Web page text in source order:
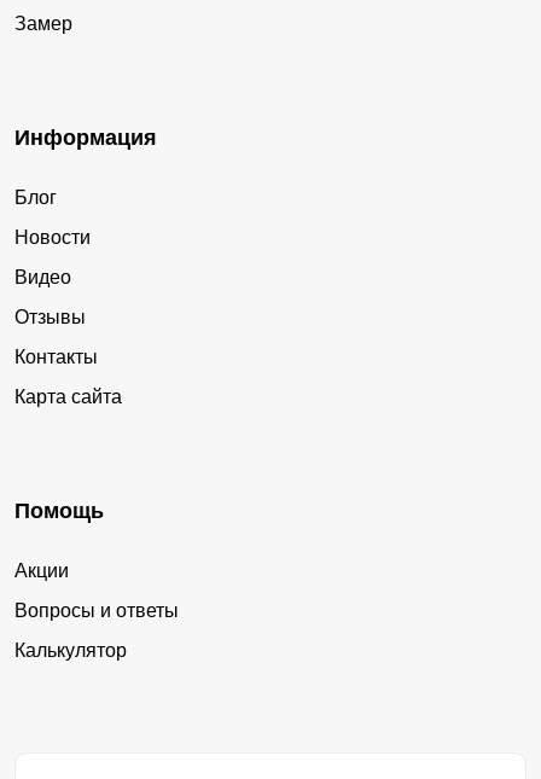
Замер
Информация
Блог
Новости
Видео
Отзывы
Контакты
Карта сайта
Помощь
Акции
Вопросы и ответы
Калькулятор